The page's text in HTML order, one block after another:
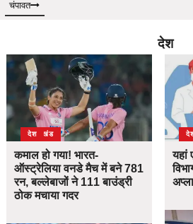
चंपावत
देश
उत्तराखंड
देश
कमाल हो गया! भारत-
ऑस्ट्रेलिया वनडे मैच में बने 781
रन, बल्लेबाजों ने 111 बाउंड्री
ठोक मचाया गदर
यहां